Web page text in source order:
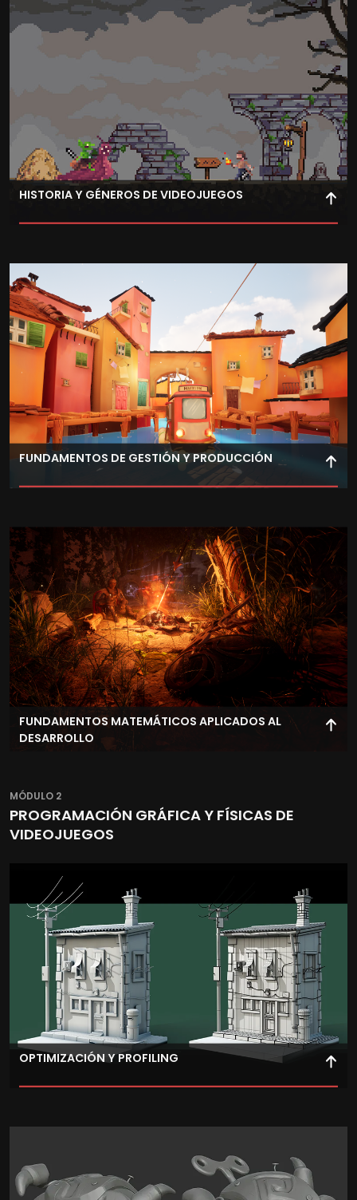
preparándote para su contexto profesional.
HISTORIA Y GÉNEROS DE VIDEOJUEGOS
principales géneros, comprendiendo las tendencias del
sector y las bases culturales del medio interactivo.
FUNDAMENTOS DE GESTIÓN Y PRODUCCIÓN
videojuegos, incluyendo planificación, gestión de
equipos y control de tiempos en proyectos reales.
FUNDAMENTOS MATEMÁTICOS APLICADOS AL
DESARROLLO
programación de videojuegos, incluyendo lógica,
vectores y cálculo básico.
MÓDULO 2
PROGRAMACIÓN GRÁFICA Y FÍSICAS DE
VIDEOJUEGOS
OPTIMIZACIÓN Y PROFILING
profiling, mejorando rendimiento y eficiencia.